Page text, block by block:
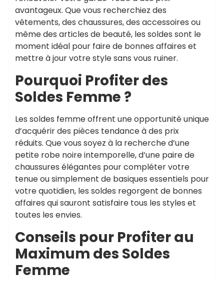
avantageux. Que vous recherchiez des
vêtements, des chaussures, des accessoires ou
même des articles de beauté, les soldes sont le
moment idéal pour faire de bonnes affaires et
mettre à jour votre style sans vous ruiner.
Pourquoi Profiter des
Soldes Femme ?
Les soldes femme offrent une opportunité unique
d’acquérir des pièces tendance à des prix
réduits. Que vous soyez à la recherche d’une
petite robe noire intemporelle, d’une paire de
chaussures élégantes pour compléter votre
tenue ou simplement de basiques essentiels pour
votre quotidien, les soldes regorgent de bonnes
affaires qui sauront satisfaire tous les styles et
toutes les envies.
Conseils pour Profiter au
Maximum des Soldes
Femme